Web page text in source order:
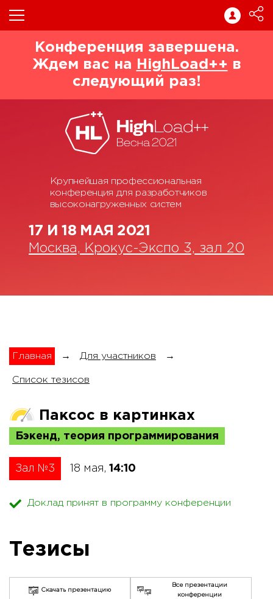
Конференция завершена.
Ждем вас на
HighLoad++ в
следующий раз!
Крупнейшая профессиональная
конференция для разработчиков
высоконагруженных систем
17 И 18 МАЯ 2021
Москва, Крокус-Экспо 3, зал 20
Главная → Для участников →
Список тезисов
Паксос в картинках
Бэкенд, теория программирования
Зал №3 18 мая, 14:10
Доклад принят в программу конференции
Тезисы
Скачать презентацию
Все презентации
конференции